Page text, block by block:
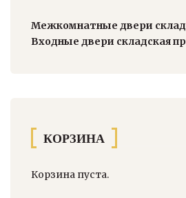
Межкомнатные двери
Входные двери складская
КОРЗИНА
Корзина пуста.